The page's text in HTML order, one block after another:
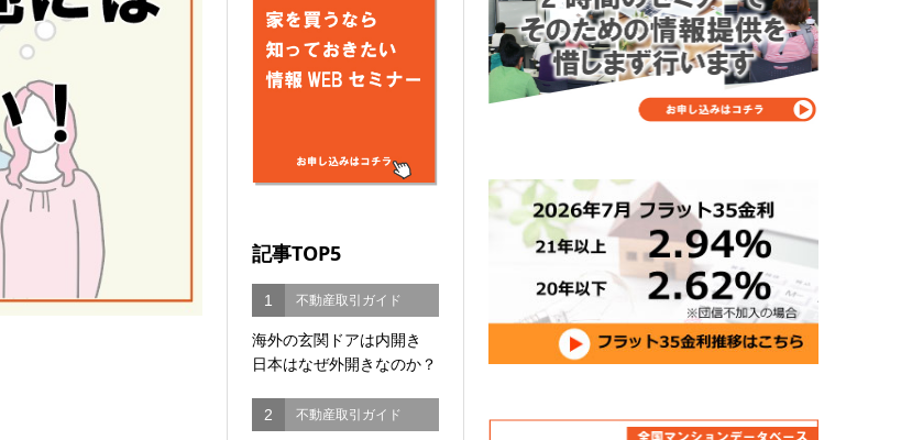
記事TOP5
1 不動産取引ガイド
海外の玄関ドアは内開き
日本はなぜ外開きなのか？
2 不動産取引ガイド